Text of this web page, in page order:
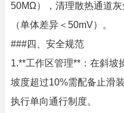
50MΩ），清理散热通道
（单体差异＜50mV）。
###四、安全规范
1.**工作区管理**：在斜坡
坡度超过10%需配备止滑
执行单向通行制度。